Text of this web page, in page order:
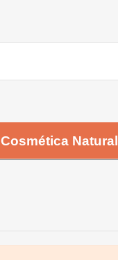
Cosmética Natural